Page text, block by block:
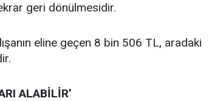
geri dönülmesidir.
eline geçen 8 bin 506 TL, aradaki
ALABİLİR’